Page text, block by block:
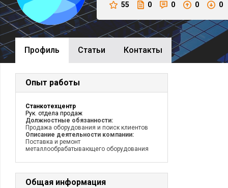
55 0 0 0 0
Профиль Cтатьи Контакты
Опыт работы
Станкотехцентр
Рук. отдела продаж
Должностные обязанности:
Продажа оборудования и поиск клиентов
Описание деятельности компании:
Поставка и ремонт
металлообрабатывающего оборудования
Общая информация